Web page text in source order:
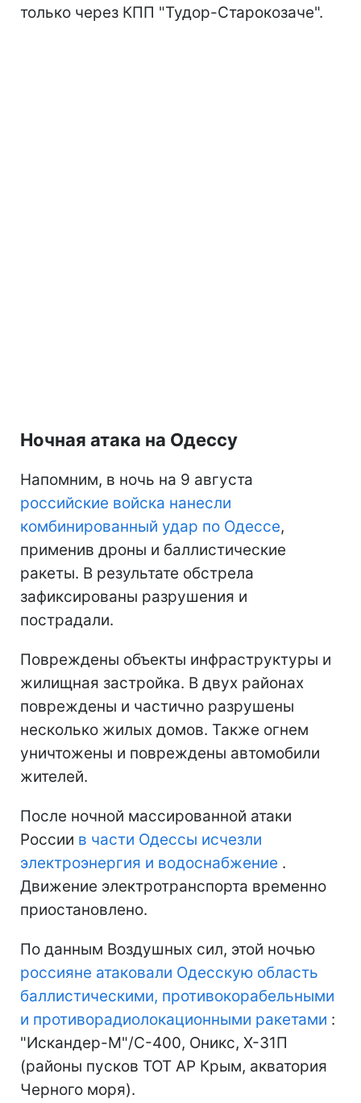
только через КПП "Тудор-Старокозаче".
Ночная атака на Одессу
Напомним, в ночь на 9 августа
российские войска нанесли
комбинированный удар по Одессе,
применив дроны и баллистические
ракеты. В результате обстрела
зафиксированы разрушения и
пострадали.
Повреждены объекты инфраструктуры и
жилищная застройка. В двух районах
повреждены и частично разрушены
несколько жилых домов. Также огнем
уничтожены и повреждены автомобили
жителей.
После ночной массированной атаки
России в части Одессы исчезли
электроэнергия и водоснабжение .
Движение электротранспорта временно
приостановлено.
По данным Воздушных сил, этой ночью
россияне атаковали Одесскую область
баллистическими, противокорабельными
и противорадиолокационными ракетами :
"Искандер-М"/С-400, Оникс, Х-31П
(районы пусков ТОТ АР Крым, акватория
Черного моря).